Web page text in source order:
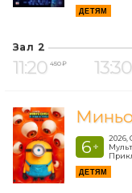
ДЕТЯМ
Зал 2
11:20 450 ₽ 13:30
6 +
ДЕТЯМ